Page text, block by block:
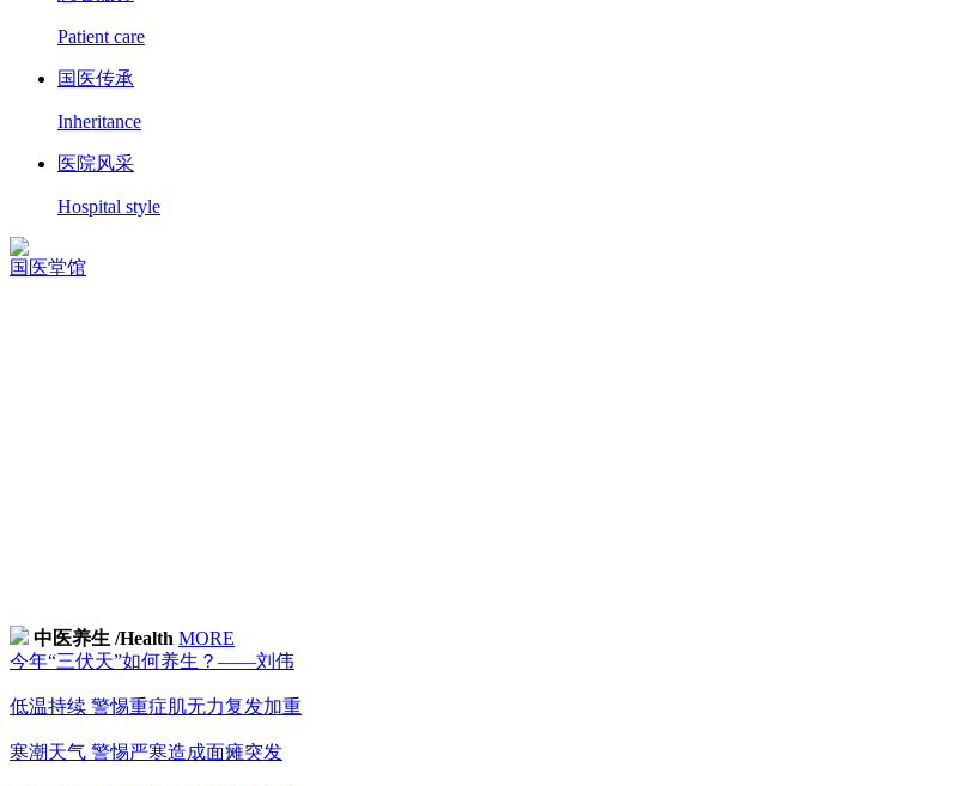
Patient care
国医传承
Inheritance
医院风采
Hospital style
国医堂馆
患者服务
中医养生 /Health MORE
今年“三伏天”如何养生？——刘伟
低温持续 警惕重症肌无力复发加重
寒潮天气 警惕严寒造成面瘫突发